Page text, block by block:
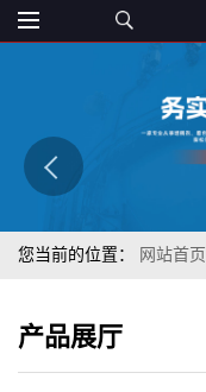
您当前的位置： 网站首页
产品展厅